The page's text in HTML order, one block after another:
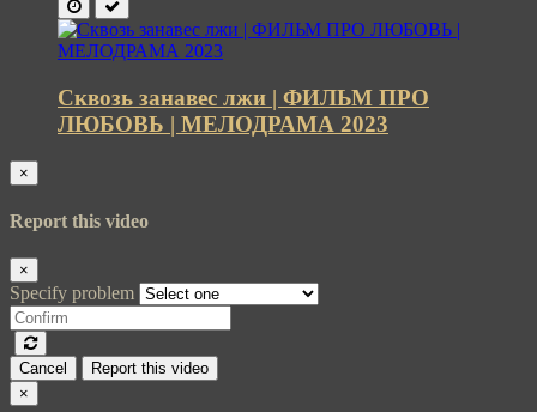
Сквозь занавес лжи | ФИЛЬМ ПРО
ЛЮБОВЬ | МЕЛОДРАМА 2023
×
Report this video
×
Specify problem
Cancel
Report this video
×